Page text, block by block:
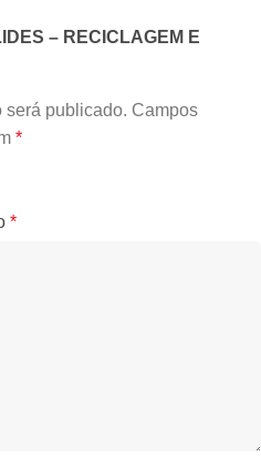
– RECICLAGEM E
será publicado. Campos
*
*